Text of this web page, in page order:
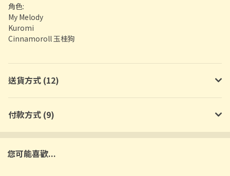
角色:
My Melody
Kuromi
Cinnamoroll 玉桂狗
送貨方式 (12)
付款方式 (9)
您可能喜歡...